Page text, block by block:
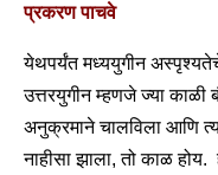
प्रकरण पाचवे
येथपर्यंत मध्ययुगीन
उत्तरयुगीन म्हणजे ज्या काळी
अनुक्रमाने चालविला आणि
नाहीसा झाला, तो काळ